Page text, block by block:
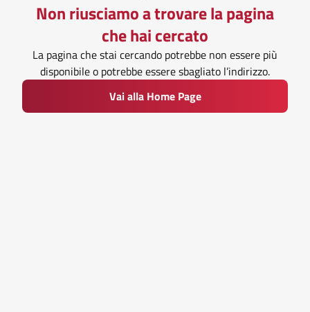
Non riusciamo a trovare la pagina
che hai cercato
La pagina che stai cercando potrebbe non essere più
disponibile o potrebbe essere sbagliato l’indirizzo.
Vai alla Home Page